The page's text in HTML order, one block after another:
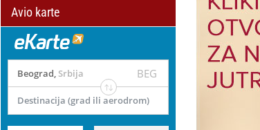
Avio karte
Beograd, Srbija BEG
Destinacija (grad ili aerodrom)